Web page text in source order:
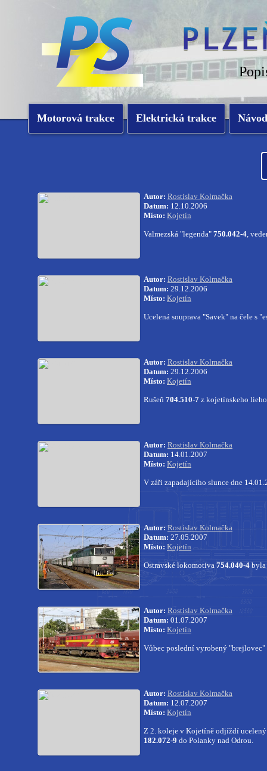
Motorová trakce Elektrická trakce
Autor: Rostislav Kolmačka
Datum: 12.10.2006
Místo: Kojetín
Valmezská "legenda" 750.042-4,
Autor: Rostislav Kolmačka
Datum: 29.12.2006
Místo: Kojetín
Ucelená souprava "Savek" na čele s
Autor: Rostislav Kolmačka
Datum: 29.12.2006
Místo: Kojetín
Rušeň 704.510-7 z kojetínskeho
Autor: Rostislav Kolmačka
Datum: 14.01.2007
Místo: Kojetín
V záři zapadajícího slunce dne
Autor: Rostislav Kolmačka
Datum: 27.05.2007
Místo: Kojetín
Ostravské lokomotiva 754.040-4 byla
Autor: Rostislav Kolmačka
Datum: 01.07.2007
Místo: Kojetín
Vůbec poslední vyrobený "brejlovec"
Autor: Rostislav Kolmačka
Datum: 12.07.2007
Místo: Kojetín
Z 2. koleje v Kojetíně odjíždí ucelený
182.072-9 do Polanky nad Odrou.